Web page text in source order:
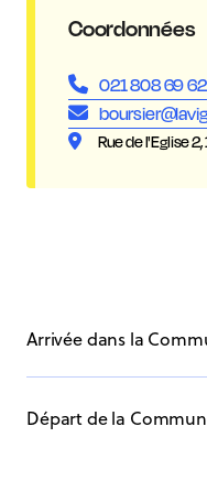
Coordonnées
021 808 69 62
Rue de l'Eglise
Arrivée dans la
Départ de la